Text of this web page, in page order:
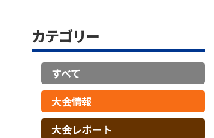
カテゴリー
すべて
大会情報
大会レポート